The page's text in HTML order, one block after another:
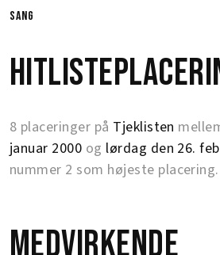
sang
8 placeringer på Tjeklisten
januar 2000 og lørdag den 26.
nummer 2 som højeste placering.
Medvirkende